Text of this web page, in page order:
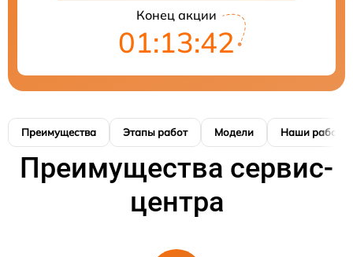
Конец акции
01:13:41
Преимущества Этапы работ Модели Наши работы
Преимущества сервис-
центра